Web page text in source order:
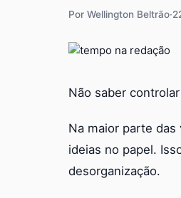
Por Wellington Beltrão·
Não saber
Na maior parte
ideias no papel.
desorganização.